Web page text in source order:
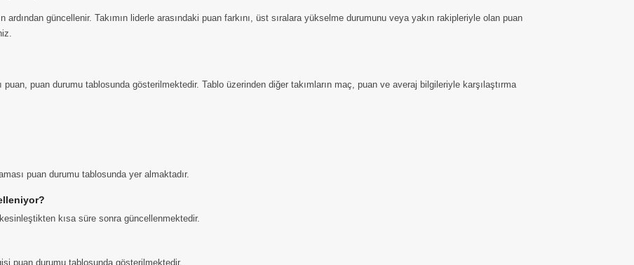
ardından güncellenir. Takımın liderle arasındaki puan farkını, üst sıralara yükselme durumunu veya yakın rakipleriyle olan puan
puan, puan durumu tablosunda gösterilmektedir. Tablo üzerinden diğer takımların maç, puan ve averaj bilgileriyle karşılaştırma
puan durumu tablosunda yer almaktadır.
kısa süre sonra güncellenmektedir.
puan durumu tablosunda gösterilmektedir.